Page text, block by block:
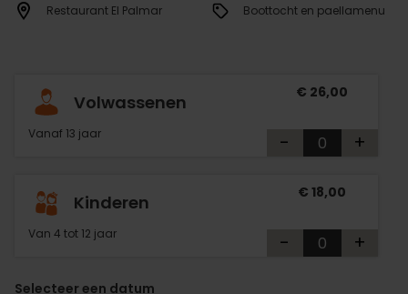
Restaurant El Palmar Boottocht en paellamenu
Volwassenen
Vanaf 13 jaar
€ 26,00
- +
Kinderen
Van 4 tot 12 jaar
€ 18,00
- +
Selecteer een datum